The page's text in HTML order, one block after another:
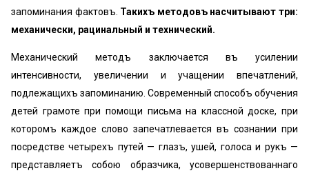
запоминания фактовъ. Такихъ методовъ насчитывают три:
механически, рацинальный и технический.
Механический методъ заключается въ усилении
интенсивности, увеличении и учащении впечатлений,
подлежащихъ запоминанию. Современный способъ обучения
детей грамоте при помощи письма на классной доске, при
которомъ каждое слово запечатлевается въ сознании при
посредстве четырехъ путей — глазъ, ушей, голоса и рукъ —
представляетъ собою образчика, усовершенствованнаго